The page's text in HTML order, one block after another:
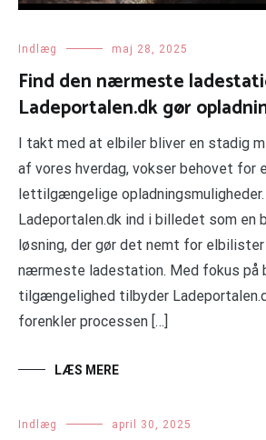
Indlæg maj 28, 2025
Find den nærmeste
Ladeportalen.dk gør
I takt med at elbiler bliver en stadig
af vores hverdag, vokser behovet for
lettilgængelige opladningsmuligheder.
Ladeportalen.dk ind i billedet som en
løsning, der gør det nemt for
nærmeste ladestation. Med fokus på
tilgængelighed tilbyder
forenkler processen […]
LÆS MERE
Indlæg april 30, 2025